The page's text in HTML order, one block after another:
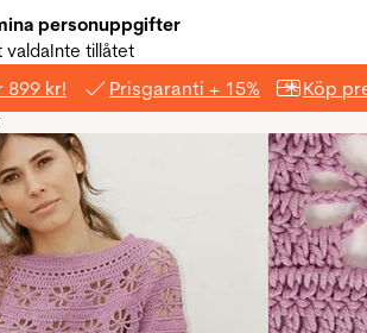
personuppgifter
valdaInte tillåtet
899 kr! Prisgaranti + 15% Köp